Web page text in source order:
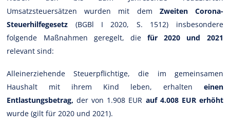
Umsatzsteuersätzen wurden mit dem Zweiten Corona-
Steuerhilfegesetz (BGBl I 2020, S. 1512) insbesondere
folgende Maßnahmen geregelt, diefür 2020 und 2021
relevant sind:
Alleinerziehende Steuerpflichtige, die im gemeinsamen
Haushalt mit ihrem Kind leben, erhalten einen
Entlastungsbetrag,der von 1.908 EUR auf 4.008 EUR erhöht
wurde (gilt für 2020 und 2021).